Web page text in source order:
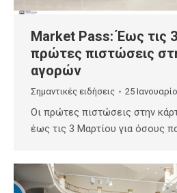
Market Pass: Έως τις
πρώτες πιστώσεις
αγορών
Σημαντικές ειδήσεις 25
Οι πρώτες πιστώσεις στην
έως τις 3 Μαρτίου για όσους